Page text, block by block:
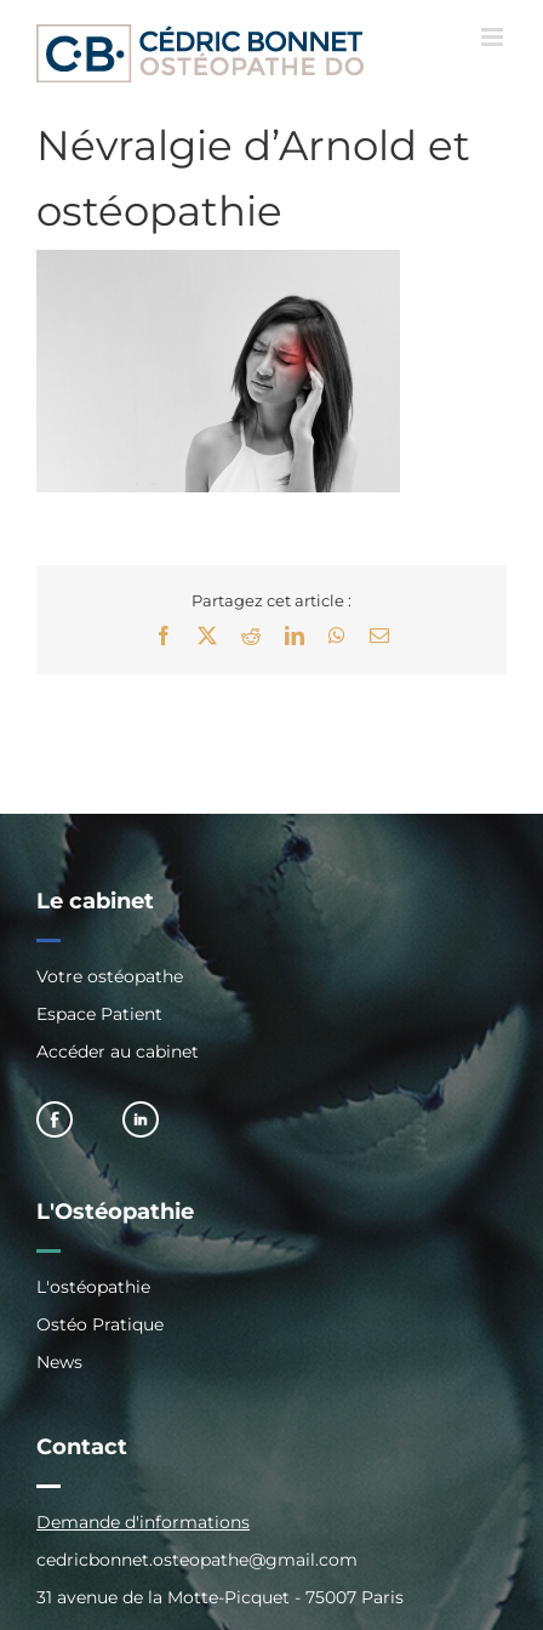
contenu
Névralgie d’Arnold et
ostéopathie
Partagez cet article :
Facebook
RedditLinkedInWhatsApp
Email
Le cabinet
Votre ostéopathe
Espace Patient
Accéder au cabinet
L'Ostéopathie
L'ostéopathie
Ostéo Pratique
News
Contact
Demande d'informations
cedricbonnet.osteopathe@gmail.com
31 avenue de la Motte-Picquet - 75007 Paris